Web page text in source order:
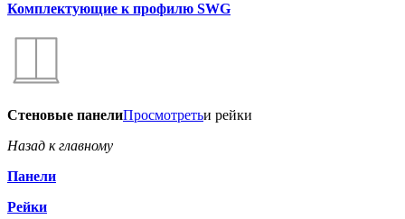
Комплектующие к профилю SWG
Стеновые панелиПросмотретьи рейки
Назад к главному
Панели
Рейки